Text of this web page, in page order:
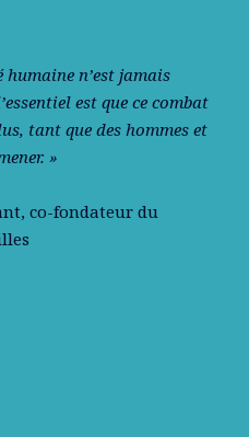
n’est jamais
est que ce combat
tant que des hommes et
»
co-fondateur du